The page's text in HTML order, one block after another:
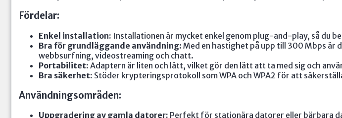
Fördelar:
Enkel installation: Installationen är mycket enkel genom plug-and-play, så du
Bra för grundläggande användning: Med en hastighet på upp till 300 Mbps är
webbsurfning, videostreaming och chatt.
Portabilitet: Adaptern är liten och lätt, vilket gör den lätt att ta med sig och
Bra säkerhet: Stöder krypteringsprotokoll som WPA och WPA2 för att
Användningsområden:
Uppgradering av gamla datorer: Perfekt för stationära datorer eller bärbara